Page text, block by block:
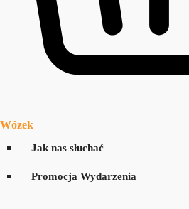
Wózek
Jak nas słuchać
Promocja Wydarzenia